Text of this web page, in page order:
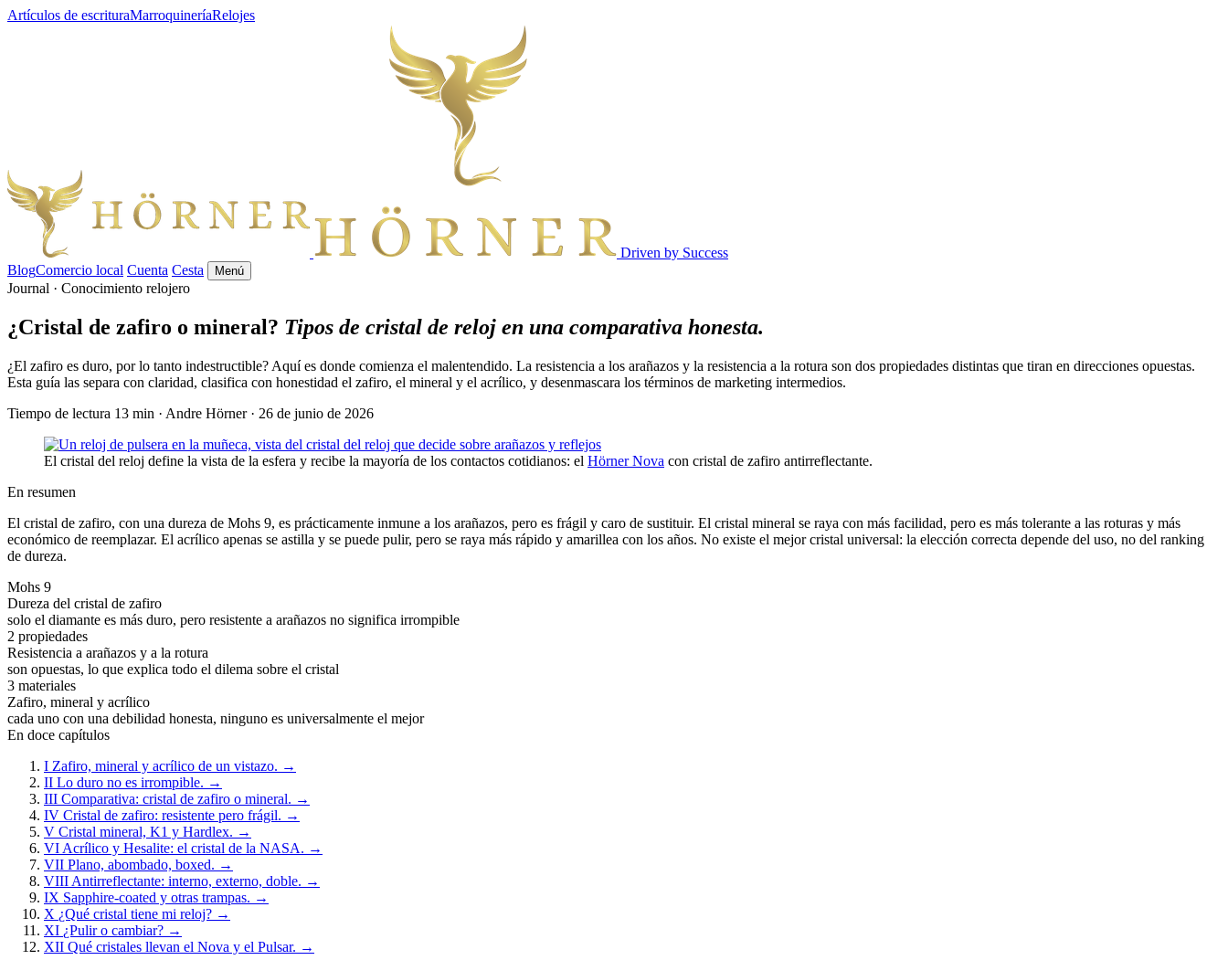
Artículos de escrituraMarroquineríaRelojes
Driven by Success
BlogComercio local Cuenta Cesta Menú
Journal · Conocimiento relojero
¿Cristal de zafiro o mineral? Tipos de cristal de reloj en una comparativa honesta.
¿El zafiro es duro, por lo tanto indestructible? Aquí es donde comienza el malentendido. La resistencia a los arañazos y la resistencia a la rotura son dos propiedades distintas que tiran en direcciones opuestas.
Esta guía las separa con claridad, clasifica con honestidad el zafiro, el mineral y el acrílico, y desenmascara los términos de marketing intermedios.
Tiempo de lectura 13 min · Andre Hörner · 26 de junio de 2026
El cristal del reloj define la vista de la esfera y recibe la mayoría de los contactos cotidianos: el Hörner Nova con cristal de zafiro antirreflectante.
En resumen
El cristal de zafiro, con una dureza de Mohs 9, es prácticamente inmune a los arañazos, pero es frágil y caro de sustituir. El cristal mineral se raya con más facilidad, pero es más tolerante a las roturas y más
económico de reemplazar. El acrílico apenas se astilla y se puede pulir, pero se raya más rápido y amarillea con los años. No existe el mejor cristal universal: la elección correcta depende del uso, no del ranking
de dureza.
Mohs 9
Dureza del cristal de zafiro
solo el diamante es más duro, pero resistente a arañazos no significa irrompible
2 propiedades
Resistencia a arañazos y a la rotura
son opuestas, lo que explica todo el dilema sobre el cristal
3 materiales
Zafiro, mineral y acrílico
cada uno con una debilidad honesta, ninguno es universalmente el mejor
En doce capítulos
I Zafiro, mineral y acrílico de un vistazo. →
II Lo duro no es irrompible. →
III Comparativa: cristal de zafiro o mineral. →
IV Cristal de zafiro: resistente pero frágil. →
V Cristal mineral, K1 y Hardlex. →
VI Acrílico y Hesalite: el cristal de la NASA. →
VII Plano, abombado, boxed. →
VIII Antirreflectante: interno, externo, doble. →
IX Sapphire-coated y otras trampas. →
X ¿Qué cristal tiene mi reloj? →
XI ¿Pulir o cambiar? →
XII Qué cristales llevan el Nova y el Pulsar. →